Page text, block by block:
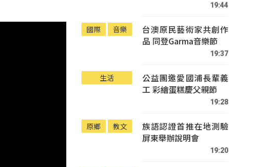
19:44
國際 音樂
台澳原民藝術家共創作
品 同登Garma音樂節
19:37
生活
公益團邀愛國浦長輩義
工 彩繪蛋糕慶父親節
19:28
原鄉 教文
族語認證首推在地測驗
屏東舉辦說明會
19:20